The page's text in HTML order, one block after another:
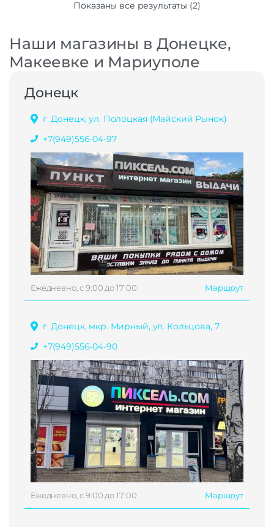
Показаны все результаты (2)
Наши магазины в Донецке,
Макеевке и Мариуполе
Донецк
г. Донецк, ул. Полоцкая (Майский Рынок)
+7(949)556-04-97
Ежедневно, с 9:00 до 17:00 Маршрут
г. Донецк, мкр. Мирный, ул. Кольцова, 7
+7(949)556-04-90
Ежедневно, с 9:00 до 17:00 Маршрут